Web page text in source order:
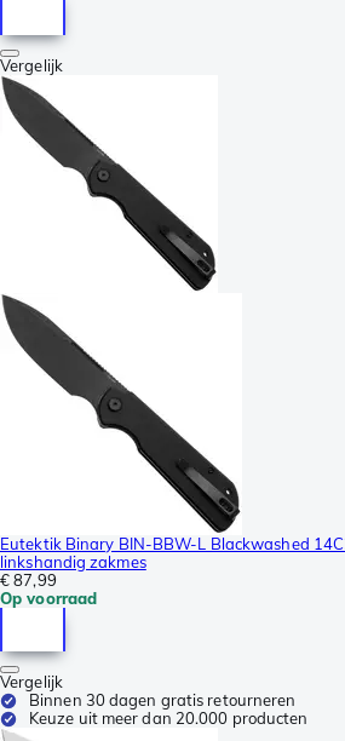
Vergelijk
Eutektik Binary BIN-BBW-L Blackwashed
linkshandig zakmes
€ 87,99
Op voorraad
Vergelijk
Binnen 30 dagen gratis retourneren
Keuze uit meer dan 20.000 producten